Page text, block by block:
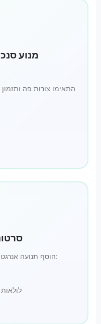
מנוע
התאימו צורות פה
הוסף תנועה אנרגטית שעוקבת אחרי הקצב—מעולה ל: